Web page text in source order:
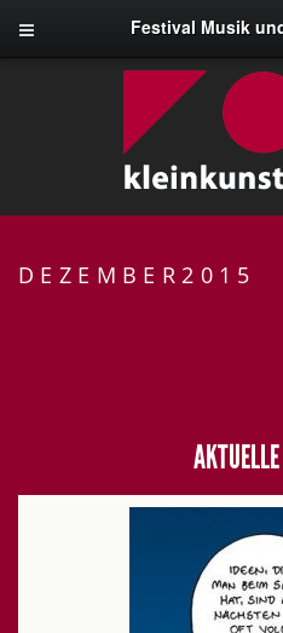
Festival Musik
DEZEMBER2015